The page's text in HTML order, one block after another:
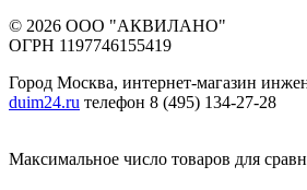
© 2026 ООО "АКВИЛАНО"
ОГРН 1197746155419
Город Москва, интернет-магазин
duim24.ru телефон 8 (495) 134-27-28
Максимальное число товаров для